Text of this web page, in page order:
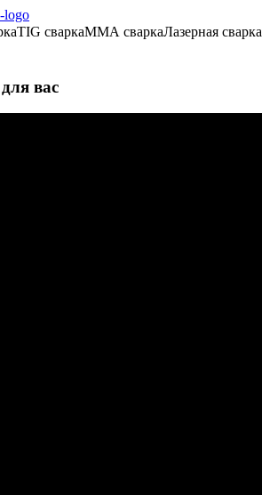
TIG сваркаMMA сваркаЛазерная сварка
вас